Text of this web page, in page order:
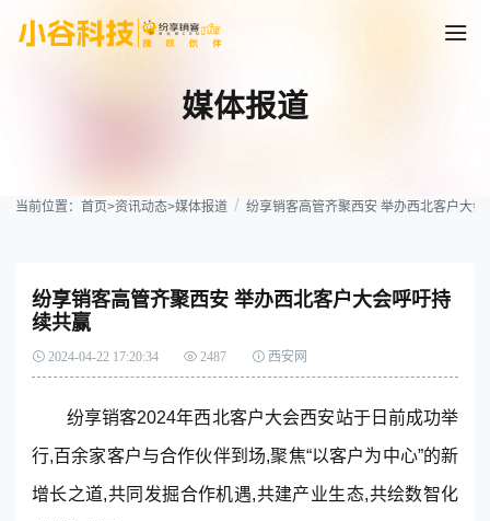
媒体报道
当前位置：首页>资讯动态>媒体报道 纷享销客高管齐聚西安 举办西北客户大会
纷享销客高管齐聚西安 举办西北客户大会呼吁持
续共赢
2024-04-22 17:20:34 2487 西安网
纷享销客2024年西北客户大会西安站于日前成功举
行,百余家客户与合作伙伴到场,聚焦“以客户为中心”的新
增长之道,共同发掘合作机遇,共建产业生态,共绘数智化